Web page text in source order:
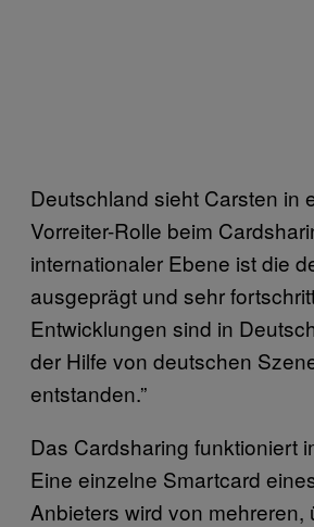
Deutschland sieht Carsten in
Vorreiter-Rolle beim
internationaler Ebene ist die
ausgeprägt und sehr
Entwicklungen sind in
der Hilfe von deutschen
entstanden.”
Das Cardsharing funktioniert
Eine einzelne Smartcard
Anbieters wird von mehreren,